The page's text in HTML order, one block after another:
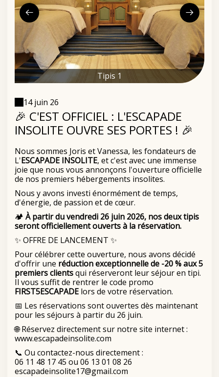
Tipis 1
14 juin 26
🎉 C'EST OFFICIEL : L'ESCAPADE
INSOLITE OUVRE SES PORTES ! 🎉
Nous sommes Joris et Vanessa, les fondateurs de
L'ESCAPADE INSOLITE, et c'est avec une immense
joie que nous vous annonçons l'ouverture officielle
de nos premiers hébergements insolites.
Nous y avons investi énormément de temps,
d'énergie, de passion et de cœur.
🏕️ À partir du vendredi 26 juin 2026, nos deux tipis
seront officiellement ouverts à la réservation.
✨ OFFRE DE LANCEMENT ✨
Pour célébrer cette ouverture, nous avons décidé
d'offrir une réduction exceptionnelle de -20 % aux 5
premiers clientsqui réserveront leur séjour en tipi.
Il vous suffit de rentrer le code promo
FIRST5ESCAPADE lors de votre réservation.
📅 Les réservations sont ouvertes dès maintenant
pour les séjours à partir du 26 juin.
🌐 Réservez directement sur notre site internet :
www.escapadeinsolite.com
📞 Ou contactez-nous directement :
06 11 48 17 45 ou 06 13 01 08 26
escapadeinsolite17@gmail.com